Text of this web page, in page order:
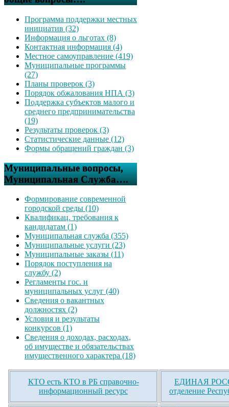
Программа поддержки местных
инициатив (32)
Информация о льготах (8)
Контактная информация (4)
Местное самоуправление (419)
Муниципальные программы
(27)
Планы проверок (3)
Порядок обжалования НПА (3)
Поддержка субъектов малого и
среднего предпринимательства
(19)
Результаты проверок (3)
Статистические данные (12)
Формы обращений граждан (3)
Муниципальные вопросы,
Муниципальная Служба….
Формирование современной
городской среды (10)
Квалификац. требования к
кандидатам (1)
Муниципальная служба (355)
Муниципальные услуги (23)
Муниципальные заказы (11)
Порядок поступления на
службу (2)
Регламенты гос. и
муниципальных услуг (40)
Сведения о вакантных
должностях (2)
Условия и результаты
конкурсов (1)
Сведения о доходах, расходах,
об имуществе и обязательствах
имущественного характера (18)
КТО есть КТО в РБ справочно-
информационный ресурс
ЕДИНАЯ
отделение